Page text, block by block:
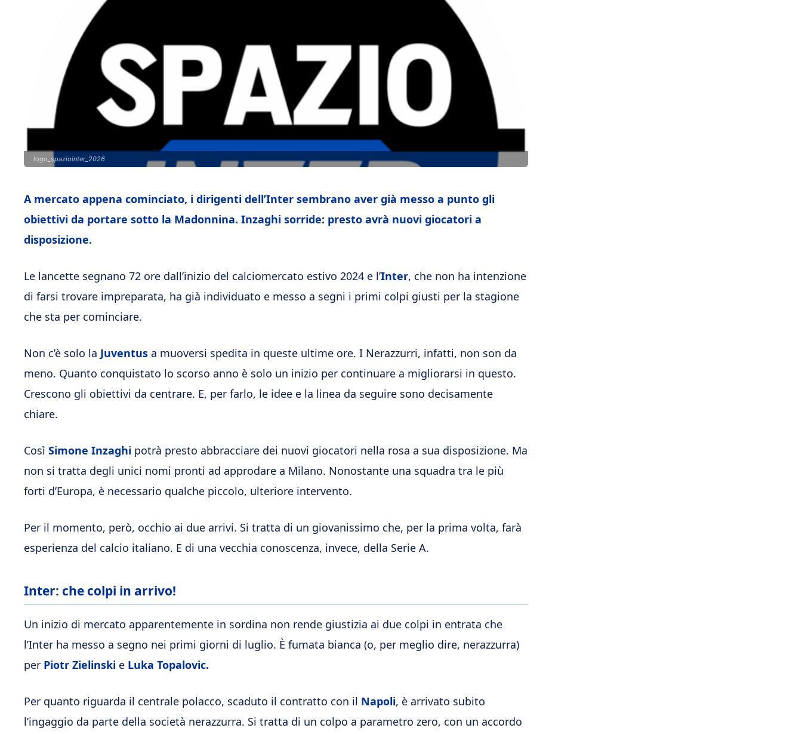
logo_spaziointer_2026
A mercato appena cominciato, i dirigenti dell’Inter sembrano aver già messo a punto gli
obiettivi da portare sotto la Madonnina. Inzaghi sorride: presto avrà nuovi giocatori a
disposizione.
Le lancette segnano 72 ore dall’inizio del calciomercato estivo 2024 e l’Inter, che non ha intenzione
di farsi trovare impreparata, ha già individuato e messo a segni i primi colpi giusti per la stagione
che sta per cominciare.
Non c’è solo la Juventus a muoversi spedita in queste ultime ore. I Nerazzurri, infatti, non son da
meno. Quanto conquistato lo scorso anno è solo un inizio per continuare a migliorarsi in questo.
Crescono gli obiettivi da centrare. E, per farlo, le idee e la linea da seguire sono decisamente
chiare.
Così Simone Inzaghi potrà presto abbracciare dei nuovi giocatori nella rosa a sua disposizione. Ma
non si tratta degli unici nomi pronti ad approdare a Milano. Nonostante una squadra tra le più
forti d’Europa, è necessario qualche piccolo, ulteriore intervento.
Per il momento, però, occhio ai due arrivi. Si tratta di un giovanissimo che, per la prima volta, farà
esperienza del calcio italiano. E di una vecchia conoscenza, invece, della Serie A.
Inter: che colpi in arrivo!
Un inizio di mercato apparentemente in sordina non rende giustizia ai due colpi in entrata che
l’Inter ha messo a segno nei primi giorni di luglio. È fumata bianca (o, per meglio dire, nerazzurra)
per Piotr Zielinski e Luka Topalovic.
Per quanto riguarda il centrale polacco, scaduto il contratto con il Napoli, è arrivato subito
l’ingaggio da parte della società nerazzurra. Si tratta di un colpo a parametro zero, con un accordo